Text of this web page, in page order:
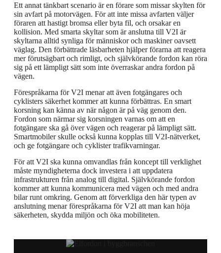
Ett annat tänkbart scenario är en förare som missar skylten för
sin avfart på motorvägen. För att inte missa avfarten väljer
föraren att hastigt bromsa eller byta fil, och orsakar en
kollision. Med smarta skyltar som är anslutna till V2I är
skyltarna alltid synliga för människor och maskiner oavsett
väglag. Den förbättrade läsbarheten hjälper förarna att reagera
mer förutsägbart och rimligt, och självkörande fordon kan röra
sig på ett lämpligt sätt som inte överraskar andra fordon på
vägen.
Förespråkarna för V2I menar att även fotgängares och
cyklisters säkerhet kommer att kunna förbättras. En smart
korsning kan känna av när någon är på väg genom den.
Fordon som närmar sig korsningen varnas om att en
fotgängare ska gå över vägen och reagerar på lämpligt sätt.
Smartmobiler skulle också kunna kopplas till V2I-nätverket,
och ge fotgängare och cyklister trafikvarningar.
För att V2I ska kunna omvandlas från koncept till verklighet
måste myndigheterna dock investera i att uppdatera
infrastrukturen från analog till digital. Självkörande fordon
kommer att kunna kommunicera med vägen och med andra
bilar runt omkring. Genom att förverkliga den här typen av
anslutning menar förespråkarna för V2I att man kan höja
säkerheten, skydda miljön och öka mobiliteten.